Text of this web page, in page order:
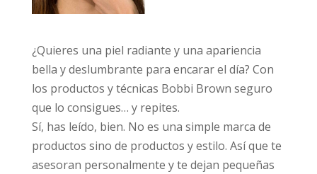
¿Quieres una piel radiante y una apariencia
bella y deslumbrante para encarar el día? Con
los productos y técnicas Bobbi Brown seguro
que lo consigues… y repites.
Sí, has leído, bien. No es una simple marca de
productos sino de productos y estilo. Así que te
asesoran personalmente y te dejan pequeñas